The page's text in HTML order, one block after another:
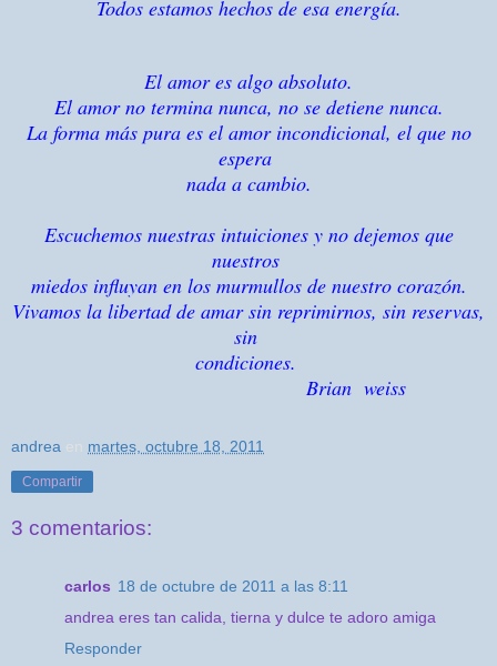
Todos estamos hechos de esa energía.
El amor es algo absoluto.
El amor no termina nunca, no se detiene nunca.
La forma más pura es el amor incondicional, el que no
espera
nada a cambio.
Escuchemos nuestras intuiciones y no dejemos que
nuestros
miedos influyan en los murmullos de nuestro corazón.
Vivamos la libertad de amar sin reprimirnos, sin reservas,
sin
condiciones.
Brian weiss
andrea en martes, octubre 18, 2011
Compartir
3 comentarios:
carlos 18 de octubre de 2011 a las 8:11
andrea eres tan calida, tierna y dulce te adoro amiga
Responder